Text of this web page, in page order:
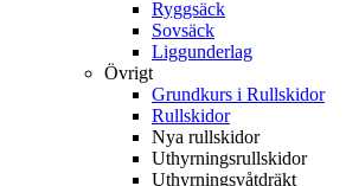
Ryggsäck
Sovsäck
Liggunderlag
Övrigt
Grundkurs i Rullskidor
Rullskidor
Nya rullskidor
Uthyrningsrullskidor
Uthyrningsvåtdräkt